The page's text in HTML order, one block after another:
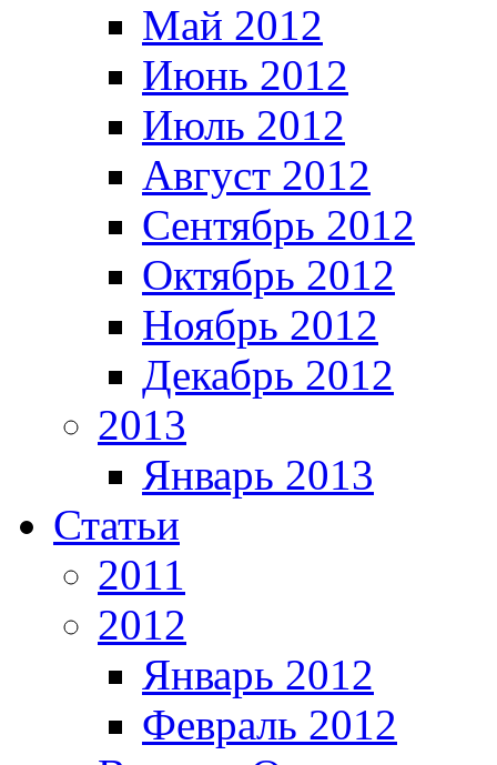
Май 2012
Июнь 2012
Июль 2012
Август 2012
Сентябрь 2012
Октябрь 2012
Ноябрь 2012
Декабрь 2012
2013
Январь 2013
Статьи
2011
2012
Январь 2012
Февраль 2012